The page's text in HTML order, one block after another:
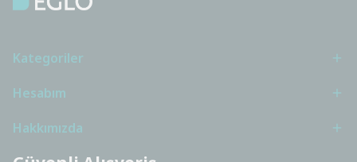
Kategoriler
Hesabım
Hakkımızda